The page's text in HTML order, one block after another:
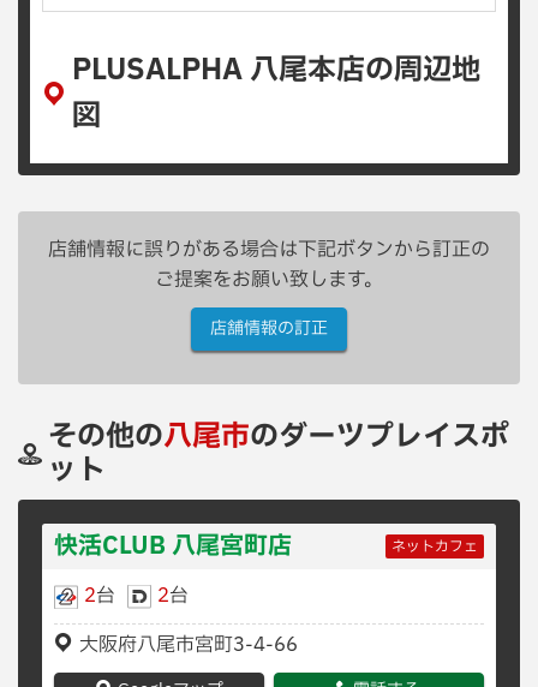
PLUSALPHA 八尾本店の周辺地
図
店舗情報に誤りがある場合は下記ボタンから訂正の
ご提案をお願い致します。
店舗情報の訂正
その他の八尾市のダーツプレイスポ
ット
快活CLUB 八尾宮町店 ネットカフェ
2台 2台
大阪府八尾市宮町3-4-66